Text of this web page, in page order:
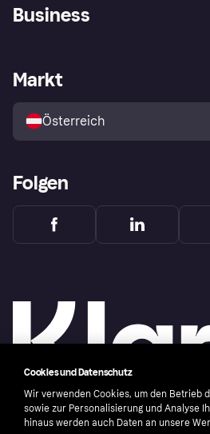
Shops entdecken
Business
Händlerportal
Markt
Österreich
Folgen
Copyright © 2005-2026 Klarna Bank AB (publ).
Cookies und Datenschutz
Wir verwenden Cookies, um den Betrieb
sowie zur Personalisierung und Analyse
hinaus werden auch Daten an unsere